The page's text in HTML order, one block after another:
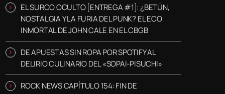
EL SURCO OCULTO [ENTREGA #1]: ¿BETÚN,
NOSTALGIA Y LA FURIA DEL PUNK? EL ECO
INMORTAL DE JOHN CALE EN EL CBGB
DE APUESTAS SIN ROPA POR SPOTIFY AL
DELIRIO CULINARIO DEL «SOPAI-PISUCHI»
ROCK NEWS CAPÍTULO 154: FIN DE